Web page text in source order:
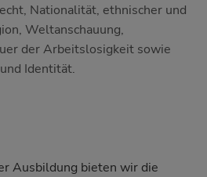
Nationalität, ethnischer und
Weltanschauung,
der Arbeitslosigkeit sowie
Identität.
Ausbildung bieten wir die